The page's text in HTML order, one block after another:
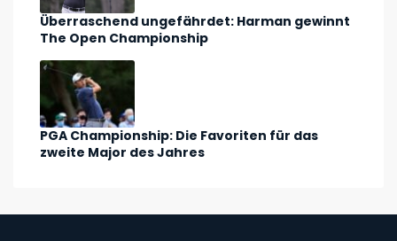
Überraschend ungefährdet: Harman gewinnt
The Open Championship
PGA Championship: Die Favoriten für das
zweite Major des Jahres